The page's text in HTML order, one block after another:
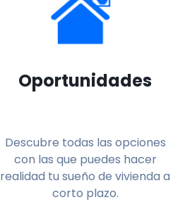
Oportunidades
Descubre todas las opciones
con las que puedes hacer
realidad tu sueño de vivienda a
corto plazo.